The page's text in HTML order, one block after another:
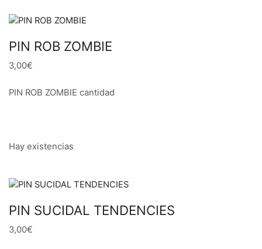
PIN ROB ZOMBIE
3,00€
PIN ROB ZOMBIE cantidad
Hay existencias
PIN SUCIDAL TENDENCIES
3,00€